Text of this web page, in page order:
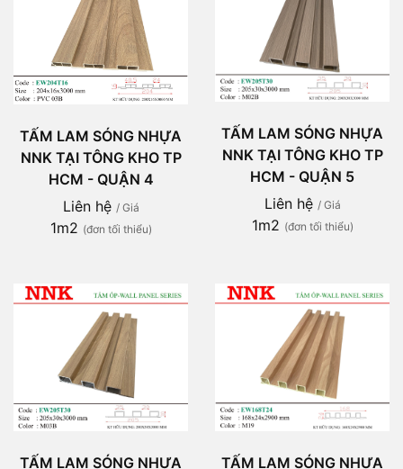
TẤM LAM SÓNG NHỰA
NNK TẠI TÔNG KHO TP
HCM - QUẬN 4
Liên hệ / Giá
1m2 (đơn tối thiểu)
TẤM LAM SÓNG NHỰA
NNK TẠI TÔNG KHO TP
HCM - QUẬN 5
Liên hệ / Giá
1m2 (đơn tối thiểu)
TẤM LAM SÓNG NHỰA
TẤM LAM SÓNG NHỰA